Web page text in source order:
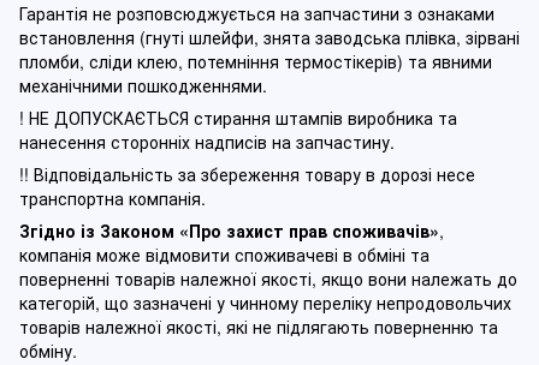
Гарантія не розповсюджується на запчастини з ознаками
встановлення (гнуті шлейфи, знята заводська плівка, зірвані
пломби, сліди клею, потемніння термостікерів) та явними
механічними пошкодженнями.
! НЕ ДОПУСКАЄТЬСЯ стирання штампів виробника та
нанесення сторонніх надписів на запчастину.
!! Відповідальність за збереження товару в дорозі несе
транспортна компанія.
Згідно із Законом «Про захист прав споживачів»,
компанія може відмовити споживачеві в обміні та
поверненні товарів належної якості, якщо вони належать до
категорій, що зазначені у чинному переліку непродовольчих
товарів належної якості, які не підлягають поверненню та
обміну.